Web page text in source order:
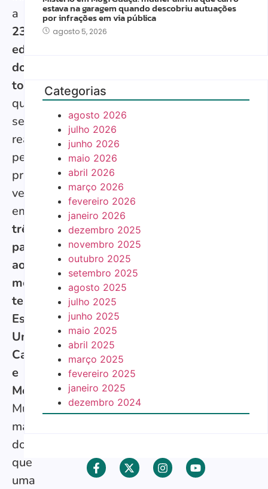
a
23ª
edição
do
torneio,
que
será
realizada
pela
primeira
vez
em
três
países
ao
mesmo
tempo:
Estados
Unidos,
Canadá
e
México
Muito
mais
do
que
uma
estava na garagem quando descobriu autuações
por infrações em via pública
agosto 5, 2026
Categorias
agosto 2026
julho 2026
junho 2026
maio 2026
abril 2026
março 2026
fevereiro 2026
janeiro 2026
dezembro 2025
novembro 2025
outubro 2025
setembro 2025
agosto 2025
julho 2025
junho 2025
maio 2025
abril 2025
março 2025
fevereiro 2025
janeiro 2025
dezembro 2024